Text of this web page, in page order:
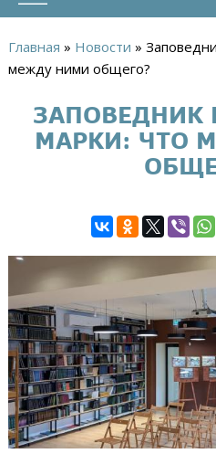
Вы
здесь
Главная » Новости »
между ними общего?
ЗАПОВЕДНИК
МАРКИ: ЧТО